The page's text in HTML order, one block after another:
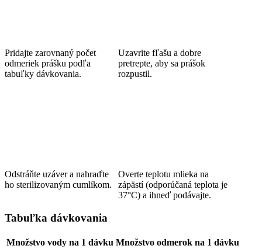
Pridajte zarovnaný počet
odmeriek prášku podľa
tabuľky dávkovania.
Uzavrite fľašu a dobre
pretrepte, aby sa prášok
rozpustil.
Odstráňte uzáver a nahraďte
ho sterilizovaným cumlíkom.
Overte teplotu mlieka na
zápästí (odporúčaná teplota je
37°C) a ihneď podávajte.
Tabuľka dávkovania
Množstvo vody na 1 dávku Množstvo odmerok na 1 dávku